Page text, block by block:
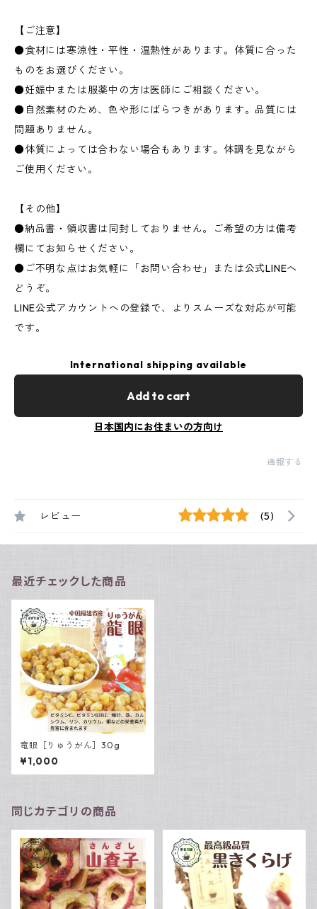
【ご注意】
●食材には寒涼性・平性・温熱性があります。体質に合った
ものをお選びください。
●妊娠中または服薬中の方は医師にご相談ください。
●自然素材のため、色や形にばらつきがあります。品質には
問題ありません。
●体質によっては合わない場合もあります。体調を見ながら
ご使用ください。
【その他】
●納品書・領収書は同封しておりません。ご希望の方は備考
欄にてお知らせください。
●ご不明な点はお気軽に「お問い合わせ」または公式LINEへ
どうぞ。
LINE公式アカウントへの登録で、よりスムーズな対応が可能
です。
International shipping available
Add to cart
日本国内にお住まいの方向け
通報する
レビュー (5)
最近チェックした商品
竜眼［りゅうがん］30g
¥1,000
同じカテゴリの商品